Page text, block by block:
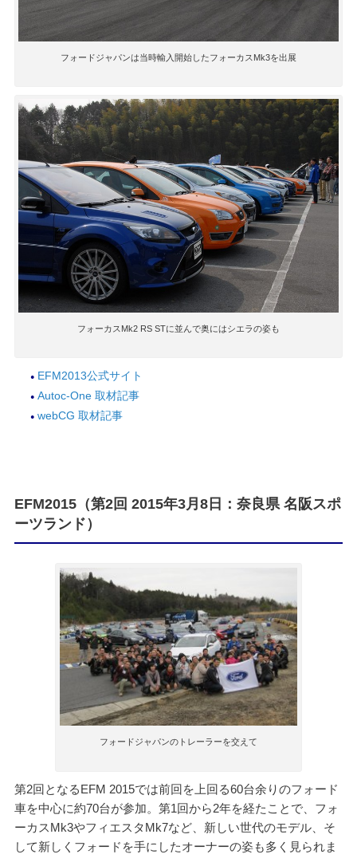
フォードジャパンは当時輸入開始したフォーカスMk3を出展
フォーカスMk2 RS STに並んで奥にはシエラの姿も
EFM2013公式サイト
Autoc-One 取材記事
webCG 取材記事
EFM2015（第2回 2015年3月8日：奈良県 名阪スポ
ーツランド）
フォードジャパンのトレーラーを交えて
第2回となるEFM 2015では前回を上回る60台余りのフォード
車を中心に約70台が参加。第1回から2年を経たことで、フォ
ーカスMk3やフィエスタMk7など、新しい世代のモデル、そ
して新しくフォードを手にしたオーナーの姿も多く見られま